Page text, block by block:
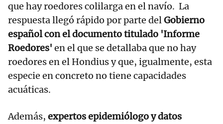
que hay roedores colilarga en el navío. La
respuesta llegó rápido por parte delGobierno
español con el documento titulado 'Informe
Roedores' en el que se detallaba que no hay
roedores en el Hondius y que, igualmente, esta
especie en concreto no tiene capacidades
acuáticas.
Además, expertos epidemiólogo y datos